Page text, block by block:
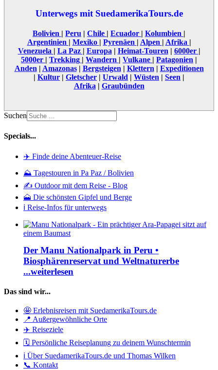
Unterwegs mit SuedamerikaTours.de
Bolivien | Peru | Chile | Ecuador | Kolumbien |
Argentinien | Mexiko | Pyrenäen | Alpen | Afrika |
Venezuela | La Paz | Europa | Heimat-Touren | 6000er |
5000er | Trekking | Wandern | Vulkane | Patagonien |
Anden | Amazonas| Bergsteigen | Klettern | Expeditionen
| Kultur | Gletscher | Urwald | Wüsten | Seen |
Afrika | Graubünden
Suchen
Specials...
✈️ Finde deine Abenteuer-Reise
⛰️ Tagestouren in Pa Paz / Bolivien
✍️ Outdoor mit dem Reise - Blog
🗻 Die schönsten Gipfel und Berge
ℹ️ Reise-Infos für unterwegs
Der Manu Nationalpark in Peru •
Biosphärenreservat und Weltnaturerbe
...weiterlesen
Das sind wir...
🤩 Erlebnisreisen mit SuedamerikaTours.de
📍 Außergewöhnliche Orte
✈️ Reiseziele
🗓️ Persönliche Reiseplanung zu deinem Wunschtermin
ℹ️ Über SuedamerikaTours.de und Thomas Wilken
📞 Kontakt